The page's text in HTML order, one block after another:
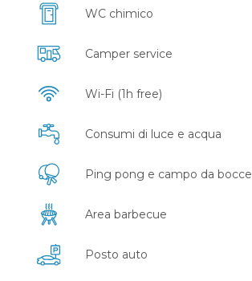
WC chimico
Camper service
Wi-Fi (1h free)
Consumi di luce e acqua
Ping pong e campo da bocce
Area barbecue
Posto auto